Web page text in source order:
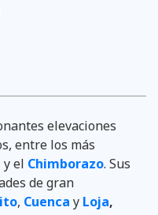
elevaciones
entre los más
y el Chimborazo. Sus
de gran
, Cuenca y Loja,